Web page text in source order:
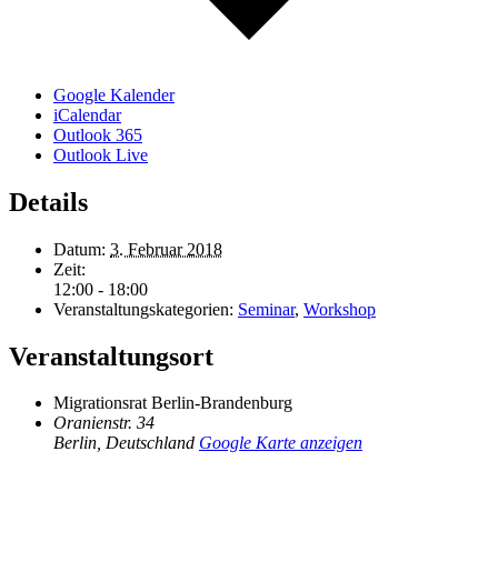
Google Kalender
iCalendar
Outlook 365
Outlook Live
Details
Datum: 3. Februar 2018
Zeit:
12:00 - 18:00
Veranstaltungskategorien: Seminar, Workshop
Veranstaltungsort
Migrationsrat Berlin-Brandenburg
Oranienstr. 34
Berlin, Deutschland Google Karte anzeigen